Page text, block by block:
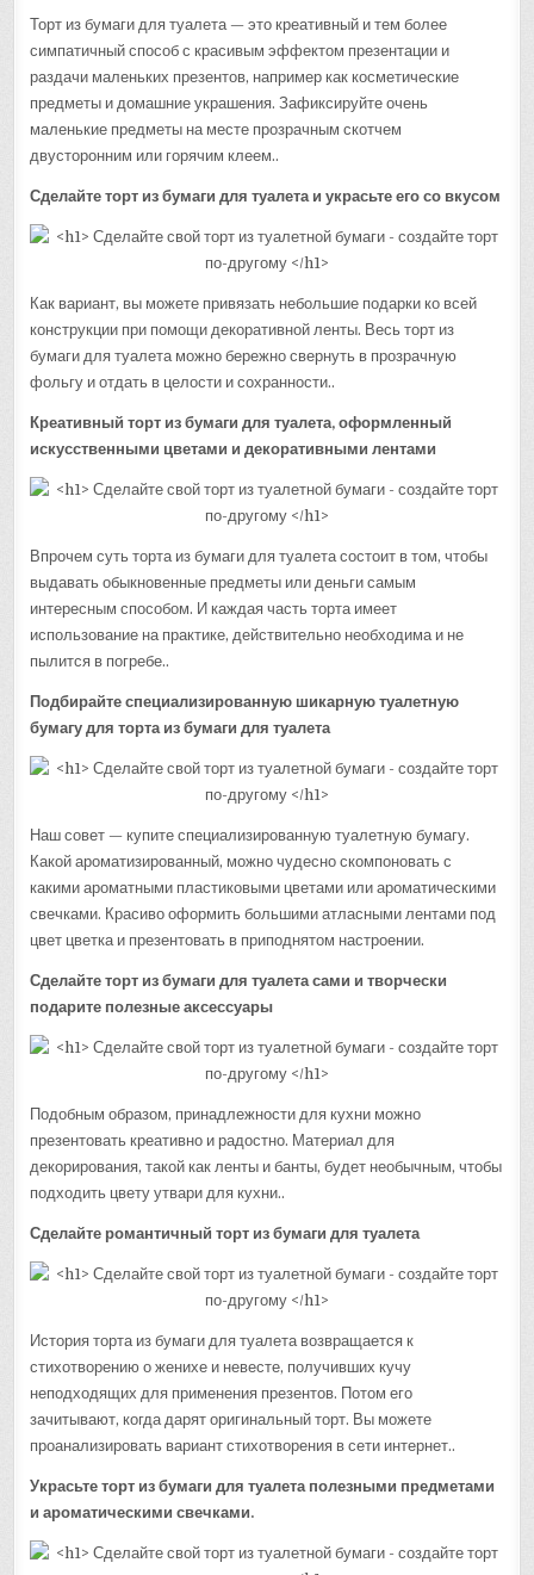
Торт из бумаги для туалета — это креативный и тем более
симпатичный способ с красивым эффектом презентации и
раздачи маленьких презентов, например как косметические
предметы и домашние украшения. Зафиксируйте очень
маленькие предметы на месте прозрачным скотчем
двусторонним или горячим клеем..
Сделайте торт из бумаги для туалета и украсьте его со вкусом
Как вариант, вы можете привязать небольшие подарки ко всей
конструкции при помощи декоративной ленты. Весь торт из
бумаги для туалета можно бережно свернуть в прозрачную
фольгу и отдать в целости и сохранности..
Креативный торт из бумаги для туалета, оформленный
искусственными цветами и декоративными лентами
Впрочем суть торта из бумаги для туалета состоит в том, чтобы
выдавать обыкновенные предметы или деньги самым
интересным способом. И каждая часть торта имеет
использование на практике, действительно необходима и не
пылится в погребе..
Подбирайте специализированную шикарную туалетную
бумагу для торта из бумаги для туалета
Наш совет — купите специализированную туалетную бумагу.
Какой ароматизированный, можно чудесно скомпоновать с
какими ароматными пластиковыми цветами или ароматическими
свечками. Красиво оформить большими атласными лентами под
цвет цветка и презентовать в приподнятом настроении.
Сделайте торт из бумаги для туалета сами и творчески
подарите полезные аксессуары
Подобным образом, принадлежности для кухни можно
презентовать креативно и радостно. Материал для
декорирования, такой как ленты и банты, будет необычным, чтобы
подходить цвету утвари для кухни..
Сделайте романтичный торт из бумаги для туалета
История торта из бумаги для туалета возвращается к
стихотворению о женихе и невесте, получивших кучу
неподходящих для применения презентов. Потом его
зачитывают, когда дарят оригинальный торт. Вы можете
проанализировать вариант стихотворения в сети интернет..
Украсьте торт из бумаги для туалета полезными предметами
и ароматическими свечками.